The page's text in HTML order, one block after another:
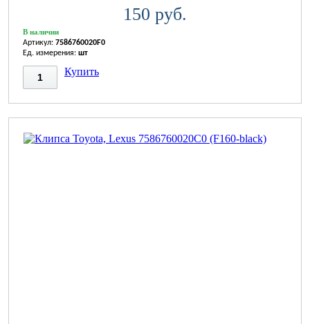
150 руб.
В наличии
Артикул: 7586760020F0
Ед. измерения: шт
Купить